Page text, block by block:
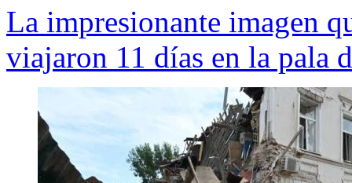
La impresionante imagen
viajaron 11 días en la pala